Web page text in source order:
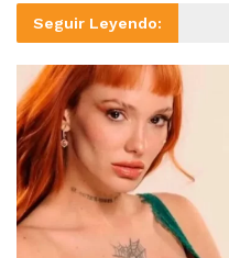
Seguir Leyendo: